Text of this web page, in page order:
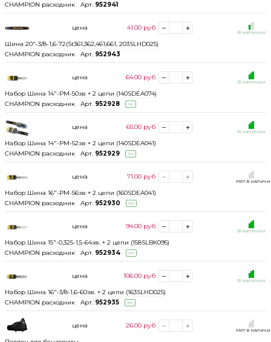
CHAMPION расходник
Арт. 952941
Шина 20"-3/8-1,6-72(St361,362,461,661, 203SLHD025)
CHAMPION расходник
Арт. 952943
В наличии
цена 41.00 руб
Набор Шина 14"-РМ-50зв + 2 цепи (140SDEA074)
CHAMPION расходник
Арт. 952928 Хит
В наличии
цена 64.00 руб
Набор Шина 14"-РМ-52зв + 2 цепи (140SDEA041)
CHAMPION расходник
Арт. 952929 Хит
В наличии
цена 65.00 руб
Набор Шина 16"-РМ-56зв + 2 цепи (160SDEA041)
CHAMPION расходник
Арт. 952930 Хит
Нет в
цена 71.00 руб
Набор Шина 15"-0,325-1,5-64зв. + 2 цепи (158SLBK095)
CHAMPION расходник
Арт. 952934 Хит
В наличии
цена 94.00 руб
Набор Шина 16"-3/8-1,6-60зв. + 2 цепи (163SLHD025)
CHAMPION расходник
Арт. 952935 Хит
В наличии
цена 106.00 руб
Нет в
цена 26.00 руб